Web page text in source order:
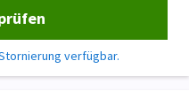
verfügbar.